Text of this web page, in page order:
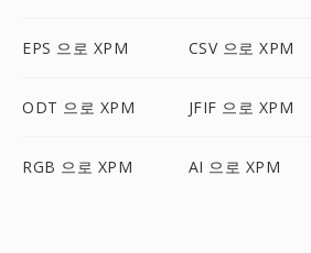
EPS 으로 XPM CSV 으로 XPM
ODT 으로 XPM JFIF 으로 XPM
RGB 으로 XPM AI 으로 XPM